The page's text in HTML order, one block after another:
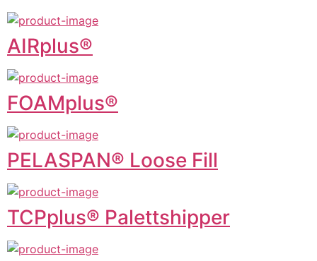
AIRplus®
FOAMplus®
PELASPAN® Loose Fill
TCPplus® Palettshipper